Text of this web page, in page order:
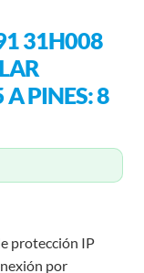
31H008
PINES: 8
protección IP
por